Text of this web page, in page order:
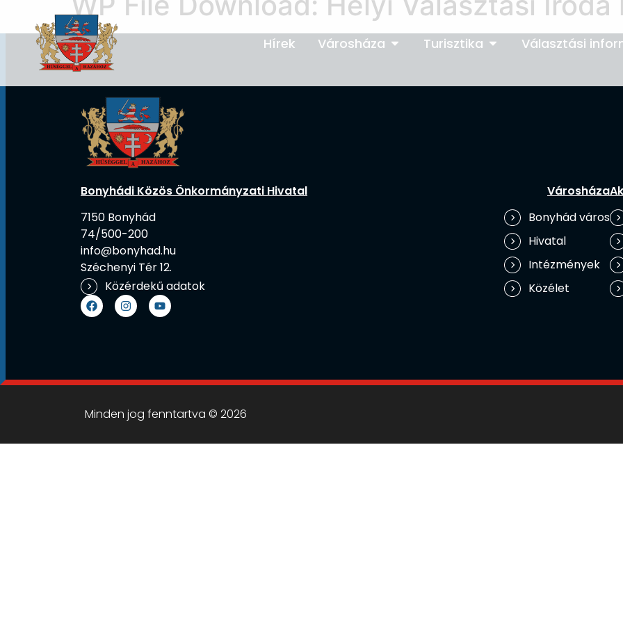
Hírek Városháza Turisztika Választási
Bonyhádi Közös Önkormányzati Hivatal
7150 Bonyhád
74/500-200
info@bonyhad.hu
Széchenyi Tér 12.
Közérdekű adatok
Városháza
Bonyhád város
Hivatal
Intézmények
Közélet
Minden jog fenntartva © 2026